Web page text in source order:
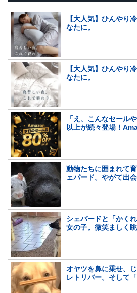
【大人気】ひんやり
なたに。
【大人気】ひんやり
なたに。
「え、こんなセール
以上が続々登場！
動物たちに囲まれて
ェパード。やがて出
シェパードと「かく
女の子。微笑ましく
オヤツを鼻に乗せ、
レトリバー。そして